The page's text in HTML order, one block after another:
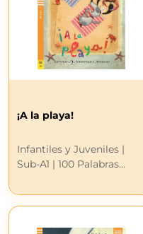
¡A la playa!
Infantiles y Juveniles |
Sub-A1 | 100 Palabras...